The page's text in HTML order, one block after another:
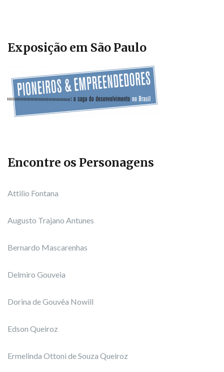
Exposição em São Paulo
Encontre os Personagens
Attilio Fontana
Augusto Trajano Antunes
Bernardo Mascarenhas
Delmiro Gouveia
Dorina de Gouvêa Nowill
Edson Queiroz
Ermelinda Ottoni de Souza Queiroz